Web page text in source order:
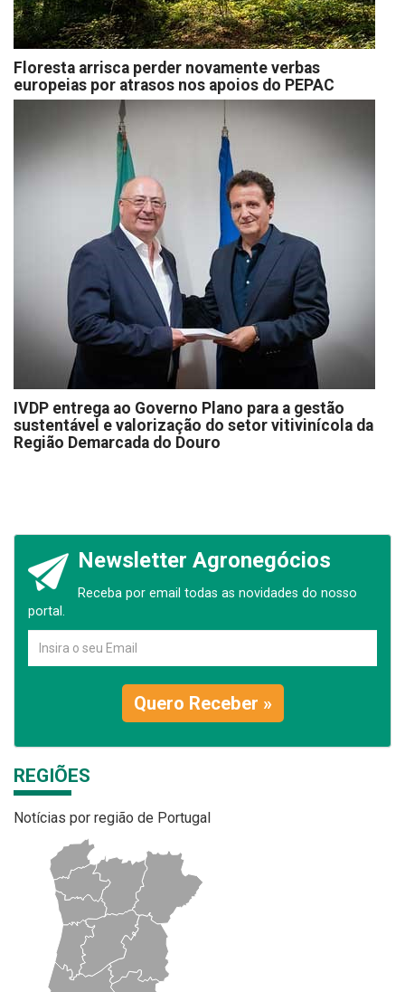
Floresta arrisca perder novamente verbas
europeias por atrasos nos apoios do PEPAC
IVDP entrega ao Governo Plano para a gestão
sustentável e valorização do setor vitivinícola da
Região Demarcada do Douro
Newsletter Agronegócios
Receba por email todas as novidades do nosso
portal.
Quero Receber »
REGIÕES
Notícias por região de Portugal